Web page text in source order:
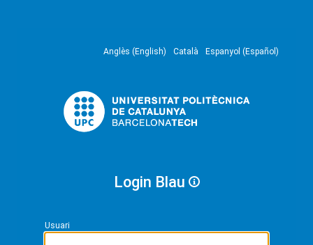
Anglès (English) Català Espanyol (Español)
Login Blau
Usuari